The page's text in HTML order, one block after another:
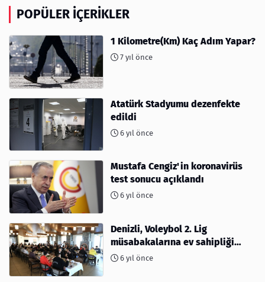
POPÜLER İÇERIKLER
1 Kilometre(Km) Kaç Adım Yapar?
7 yıl önce
Atatürk Stadyumu dezenfekte
edildi
6 yıl önce
Mustafa Cengiz'in koronavirüs
test sonucu açıklandı
6 yıl önce
Denizli, Voleybol 2. Lig
müsabakalarına ev sahipliği
yapıyor
6 yıl önce